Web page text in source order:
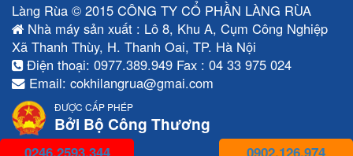
Làng Rùa © 2015 CÔNG TY CỔ PHẦN LÀNG RÙA
Nhà máy sản xuất : Lô 8, Khu A, Cụm Công Nghiệp
Xã Thanh Thùy, H. Thanh Oai, TP. Hà Nội
Điện thoại: 0977.389.949 Fax : 04 33 975 024
Email: cokhilangrua@gmai.com
ĐƯỢC CẤP PHÉP
Bởi Bộ Công Thương
0902.126.974
0246.2593.344